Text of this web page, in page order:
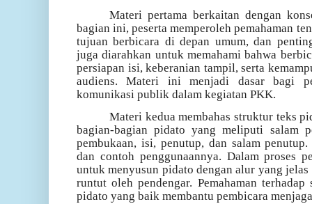
Materi pertama berkaitan dengan
bagian ini, peserta memperoleh pemahaman
tujuan berbicara di depan umum, dan
juga diarahkan untuk memahami bahwa
persiapan isi, keberanian tampil, serta
audiens. Materi ini menjadi dasar bagi
komunikasi publik dalam kegiatan PKK.
Materi kedua membahas struktur teks
bagian-bagian pidato yang meliputi salam
pembukaan, isi, penutup, dan salam
dan contoh penggunaannya. Dalam proses
untuk menyusun pidato dengan alur yang jelas
runtut oleh pendengar. Pemahaman
pidato yang baik membantu pembicara